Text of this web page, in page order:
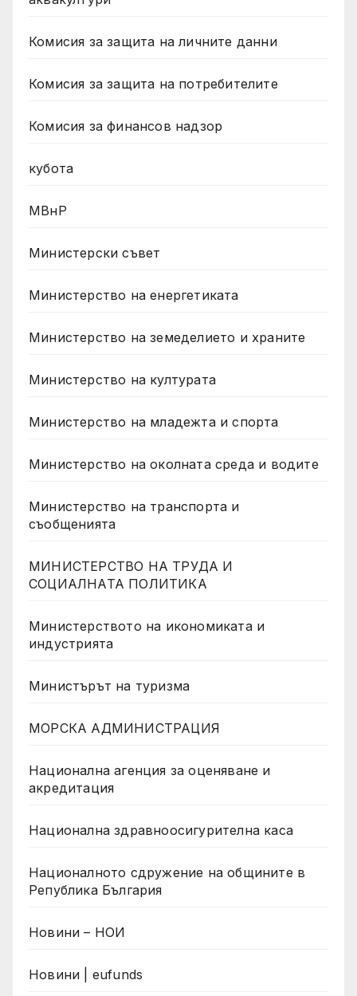
Комисия за защита на личните данни
Комисия за защита на потребителите
Комисия за финансов надзор
кубота
МВнР
Министерски съвет
Министерство на енергетиката
Министерство на земеделието и храните
Министерство на културата
Министерство на младежта и спорта
Министерство на околната среда и водите
Министерство на транспорта и
съобщенията
МИНИСТЕРСТВО НА ТРУДА И
СОЦИАЛНАТА ПОЛИТИКА
Министерството на икономиката и
индустрията
Министърът на туризма
МОРСКА АДМИНИСТРАЦИЯ
Национална агенция за оценяване и
акредитация
Национална здравноосигурителна каса
Националното сдружение на общините в
Република България
Новини – НОИ
Новини | eufunds